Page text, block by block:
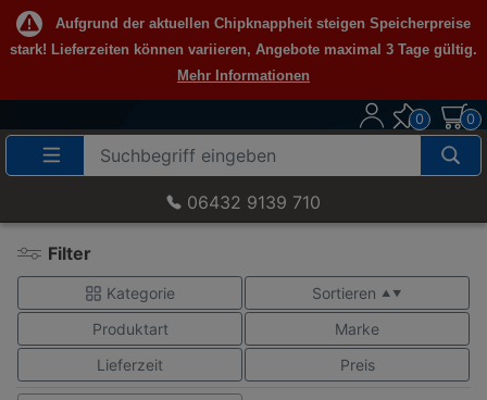
Aufgrund der aktuellen Chipknappheit steigen Speicherpreise
stark! Lieferzeiten können variieren, Angebote maximal 3 Tage gültig.
Mehr Informationen
Suche
Eingabefeld
0 0
06432 9139 710
Filter
Kategorie Sortieren ▲ ▼
Produktart
Marke
Lieferzeit
Preis